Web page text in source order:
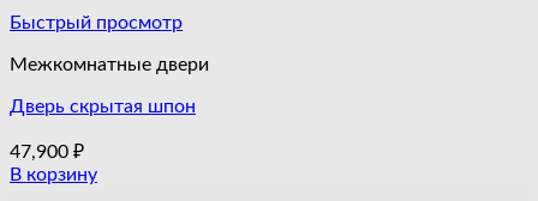
Быстрый просмотр
Межкомнатные двери
Дверь скрытая шпон
47,900 ₽
В корзину